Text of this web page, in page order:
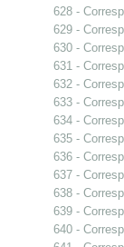
628 -
629 -
630 -
631 -
632 -
633 -
634 -
635 -
636 -
637 -
638 -
639 -
640 -